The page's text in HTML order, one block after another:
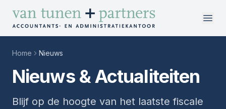
Direct naar inhoud
vakgebieden
over ons
Home Nieuws
Nieuws & Actualiteiten
Blijf op de hoogte van het laatste fiscale